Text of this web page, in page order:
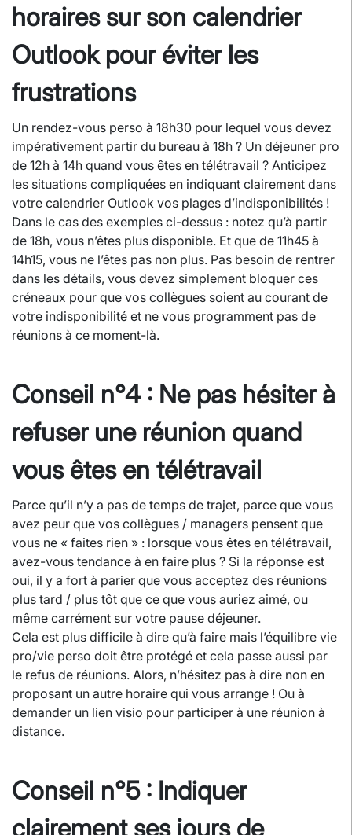
horaires sur son calendrier
Outlook pour éviter les
frustrations
Un rendez-vous perso à 18h30 pour lequel vous devez
impérativement partir du bureau à 18h ? Un déjeuner pro
de 12h à 14h quand vous êtes en télétravail ? Anticipez
les situations compliquées en indiquant clairement dans
votre calendrier Outlook vos plages d’indisponibilités !
Dans le cas des exemples ci-dessus : notez qu’à partir
de 18h, vous n’êtes plus disponible. Et que de 11h45 à
14h15, vous ne l’êtes pas non plus. Pas besoin de rentrer
dans les détails, vous devez simplement bloquer ces
créneaux pour que vos collègues soient au courant de
votre indisponibilité et ne vous programment pas de
réunions à ce moment-là.
Conseil n°4 : Ne pas hésiter à
refuser une réunion quand
vous êtes en télétravail
Parce qu’il n’y a pas de temps de trajet, parce que vous
avez peur que vos collègues / managers pensent que
vous ne « faites rien » : lorsque vous êtes en télétravail,
avez-vous tendance à en faire plus ? Si la réponse est
oui, il y a fort à parier que vous acceptez des réunions
plus tard / plus tôt que ce que vous auriez aimé, ou
même carrément sur votre pause déjeuner.
Cela est plus difficile à dire qu’à faire mais l’équilibre vie
pro/vie perso doit être protégé et cela passe aussi par
le refus de réunions. Alors, n’hésitez pas à dire non en
proposant un autre horaire qui vous arrange ! Ou à
demander un lien visio pour participer à une réunion à
distance.
Conseil n°5 : Indiquer
clairement ses jours de